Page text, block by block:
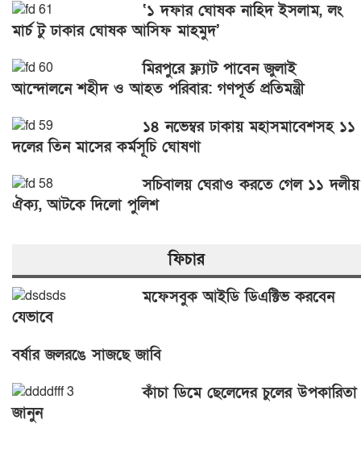
‘১ দফার ঘোষক নাহিদ ইসলাম, লং
মার্চ টু ঢাকার ঘোষক আসিফ মাহমুদ’
মিরপুরে ফ্ল্যাট পাবেন জুলাই
আন্দোলনে শহীদ ও আহত পরিবার: গণপূর্ত প্রতিমন্ত্রী
১৪ নভেম্বর ঢাকায় মহাসমাবেশসহ ১১
দলের তিন মাসের কর্মসূচি ঘোষণা
সচিবালয় ঘেরাও করতে গেল ১১ দলীয়
ঐক্য, আটকে দিলো পুলিশ
ফিচার
মফেসবুক আইডি ডিএক্টিভ করবেন
যেভাবে
বর্ষার জলরঙে সাজছে জাবি
কাঁচা ডিমে ছেলেদের চুলের উপকারিতা
জানুন